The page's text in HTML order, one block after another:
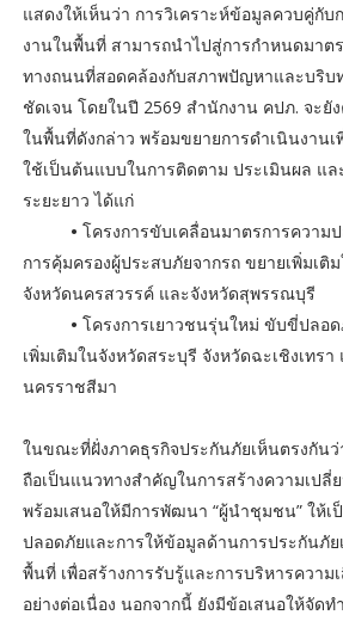
แสดงให้เห็นว่า การวิเคราะห์ข้อมูลควบคู่กั
งานในพื้นที่ สามารถนำไปสู่การกำหนดมาต
ทางถนนที่สอดคล้องกับสภาพปัญหาและบริบ
ชัดเจน โดยในปี 2569 สำนักงาน คปภ. จะยั
ในพื้นที่ดังกล่าว พร้อมขยายการดำเนินงานเ
ใช้เป็นต้นแบบในการติดตาม ประเมินผล แ
ระยะยาว ได้แก่
• โครงการขับเคลื่อนมาตรการความ
การคุ้มครองผู้ประสบภัยจากรถ ขยายเพิ่มเติ
จังหวัดนครสวรรค์ และจังหวัดสุพรรณบุรี
• โครงการเยาวชนรุ่นใหม่ ขับขี่ปลอด
เพิ่มเติมในจังหวัดสระบุรี จังหวัดฉะเชิงเทรา
นครราชสีมา
ในขณะที่ฝั่งภาคธุรกิจประกันภัยเห็นตรงกัน
ถือเป็นแนวทางสำคัญในการสร้างความเปลี่
พร้อมเสนอให้มีการพัฒนา “ผู้นำชุมชน” ให้
ปลอดภัยและการให้ข้อมูลด้านการประกันภั
พื้นที่ เพื่อสร้างการรับรู้และการบริหารควา
อย่างต่อเนื่อง นอกจากนี้ ยังมีข้อเสนอให้จัดท